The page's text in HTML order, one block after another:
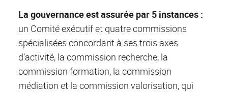
La gouvernance est assurée par 5 instances :
un Comité exécutif et quatre commissions
spécialisées concordant à ses trois axes
d’activité, la commission recherche, la
commission formation, la commission
médiation et la commission valorisation, qui